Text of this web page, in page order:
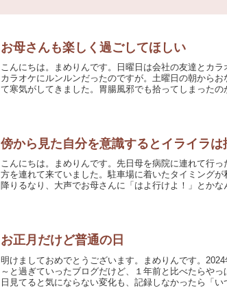
お母さんも楽しく過ごしてほしい
こんにちは。まめりんです。日曜日は会社の友達とカ
カラオケにルンルンだったのですが。土曜日の朝から
て寒気がしてきました。胃腸風邪でも拾ってしまったの
傍から見た自分を意識するとイライラは
こんにちは。まめりんです。先日母を病院に連れて行
方を連れて来ていました。駐車場に着いたタイミング
降りるなり、大声でお母さんに「はよ行けよ！」とかな
お正月だけど普通の日
明けましておめでとうございます。まめりんです。
～と過ぎていったブログだけど、１年前と比べたらや
日見てると気にならない変化も、記録しなかったら「い